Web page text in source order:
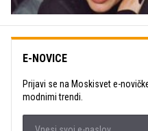
E-NOVICE
Prijavi se na Moskisvet e-
modnimi trendi.